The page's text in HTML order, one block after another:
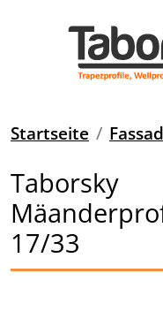
Startseite
Taborsky
17/33